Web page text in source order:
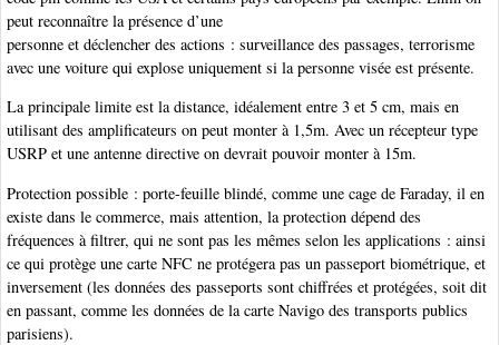
peut reconnaître la présence d’une
personne et déclencher des actions : surveillance des passages, terrorisme
avec une voiture qui explose uniquement si la personne visée est présente.
La principale limite est la distance, idéalement entre 3 et 5 cm, mais en
utilisant des amplificateurs on peut monter à 1,5m. Avec un récepteur type
USRP et une antenne directive on devrait pouvoir monter à 15m.
Protection possible : porte-feuille blindé, comme une cage de Faraday, il en
existe dans le commerce, mais attention, la protection dépend des
fréquences à filtrer, qui ne sont pas les mêmes selon les applications : ainsi
ce qui protège une carte NFC ne protégera pas un passeport biométrique, et
inversement (les données des passeports sont chiffrées et protégées, soit dit
en passant, comme les données de la carte Navigo des transports publics
parisiens).